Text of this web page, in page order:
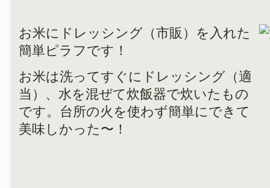
お米にドレッシング（市販）を入れた
簡単ピラフです！
お米は洗ってすぐにドレッシング（適
当）、水を混ぜて炊飯器で炊いたもの
です。台所の火を使わず簡単にできて
美味しかった〜！